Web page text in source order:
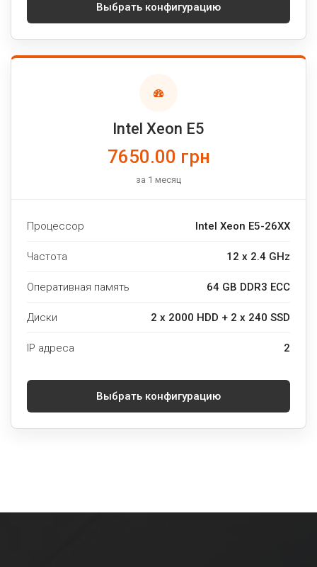
Выбрать конфигурацию
Intel Xeon E5
7650.00 грн
за 1 месяц
Процессор Intel Xeon E5-26XX
Частота 12 x 2.4 GHz
Оперативная память 64 GB DDR3 ECC
Диски 2 x 2000 HDD + 2 x 240 SSD
IP адреса 2
Выбрать конфигурацию